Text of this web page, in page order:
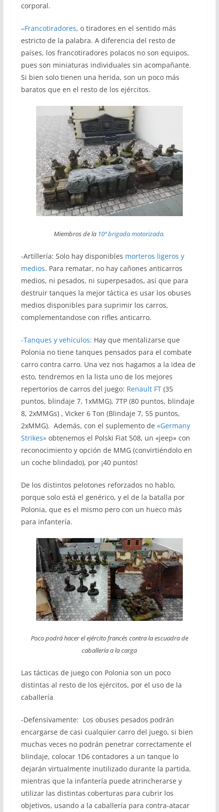
corporal.
–Francotiradores, o tiradores en el sentido más
estricto de la palabra. A diferencia del resto de
países, los francotiradores polacos no son equipos,
pues son miniaturas individuales sin acompañante.
Si bien solo tienen una herida, son un poco más
baratos que en el resto de los ejércitos.
Miembros de la 10ª brigada motorizada.
-Artillería: Solo hay disponibles morteros ligeros y
medios. Para rematar, no hay cañones anticarros
medios, ni pesados, ni superpesados, así que para
destruir tanques la mejor táctica es usar los obuses
medios disponibles para suprimir los carros,
complementandose con rifles anticarro.
-Tanques y vehículos: Hay que mentalizarse que
Polonia no tiene tanques pensados para el combate
carro contra carro. Una vez nos hagamos a la idea de
esto, tendremos en la lista uno de los mejores
repertorios de carros del juego: Renault FT(35
puntos, blindaje 7, 1xMMG), 7TP (80 puntos, blindaje
8, 2xMMGs) , Vicker 6 Ton (Blindaje 7, 55 puntos,
2xMMG). Además, con el suplemento de «Germany
Strikes»obtenemos el Polski Fiat 508, un «jeep» con
reconocimiento y opción de MMG (convirtiéndolo en
un coche blindado), por ¡40 puntos!
De los distintos pelotones reforzados no hablo,
porque solo está el genérico, y el de la batalla por
Polonia, que es el mismo pero con un hueco más
para infantería.
Poco podrá hacer el ejército francés contra la escuadra de
caballería a la carga
Las tácticas de juego con Polonia son un poco
distintas al resto de los ejércitos, por el uso de la
caballería
-Defensivamente: Los obuses pesados podrán
encargarse de casi cualquier carro del juego, si bien
muchas veces no podrán penetrar correctamente el
blindaje, colocar 1D6 contadores a un tanque lo
dejarán virtualmente inutilizado durante la partida,
mientras que la infantería puede atrincherarse y
utilizar las distintas coberturas para cubrir los
objetivos, usando a la caballería para contra-atacar